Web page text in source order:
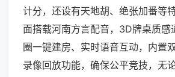
计分，还设有天地胡、绝张加番等
面搭载河南方言配音，3D牌桌质感
圈一键建房、实时语音互动，内置
录像回放功能，确保公平竞技，无